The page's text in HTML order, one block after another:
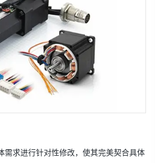
需求进行针对性修改，使其完美契合具体